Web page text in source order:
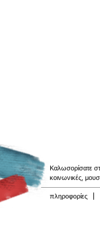
Καλωσορίσατε
κοινωνικές,
πληροφορίες